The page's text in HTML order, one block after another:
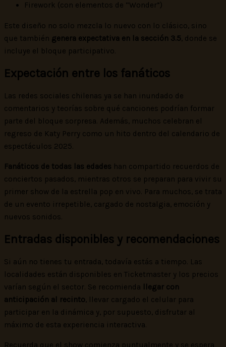
Firework (con elementos de “Wonder”)
Este diseño no solo mezcla lo nuevo con lo clásico, sino
que también genera expectativa en la sección 3.5, donde se
incluye el bloque participativo.
Expectación entre los fanáticos
Las redes sociales chilenas ya se han inundado de
comentarios y teorías sobre qué canciones podrían formar
parte del bloque sorpresa. Además, muchos celebran el
regreso de Katy Perry como un hito dentro del calendario de
espectáculos 2025.
Fanáticos de todas las edades han compartido recuerdos de
conciertos pasados, mientras otros se preparan para vivir su
primer show de la estrella pop en vivo. Para muchos, se trata
de un evento irrepetible, cargado de nostalgia, emoción y
nuevos sonidos.
Entradas disponibles y recomendaciones
Si aún no tienes tu entrada, todavía estás a tiempo. Las
localidades están disponibles en Ticketmaster y los precios
varían según el sector. Se recomienda
llegar con
anticipación al recinto, llevar cargado el celular para
participar en la dinámica y, por supuesto, disfrutar al
máximo de esta experiencia interactiva.
Recuerda que el show comienza puntualmente y se espera